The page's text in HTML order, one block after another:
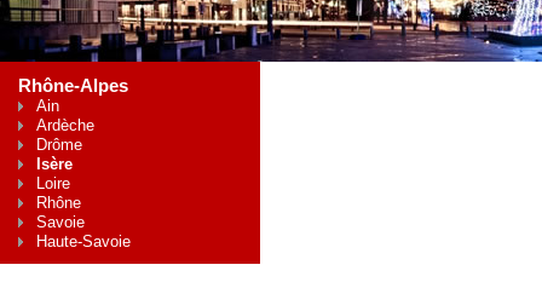
Rhône-Alpes
Ain
Ardèche
Drôme
Isère
Loire
Rhône
Savoie
Haute-Savoie